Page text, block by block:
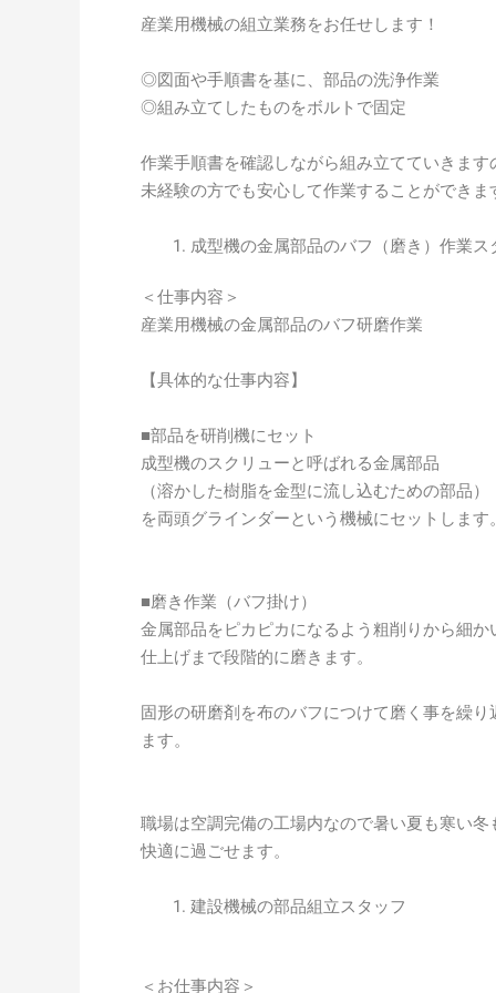
産業用機械の組立業務をお任せします！
◎図面や手順書を基に、部品の洗浄作業
◎組み立てしたものをボルトで固定
作業手順書を確認しながら組み立てていきます
未経験の方でも安心して作業することができ
成型機の金属部品のバフ（磨き）作業ス
＜仕事内容＞
産業用機械の金属部品のバフ研磨作業
【具体的な仕事内容】
■部品を研削機にセット
成型機のスクリューと呼ばれる金属部品
（溶かした樹脂を金型に流し込むための部品）
を両頭グラインダーという機械にセットします。
■磨き作業（バフ掛け）
金属部品をピカピカになるよう粗削りから細か
仕上げまで段階的に磨きます。
固形の研磨剤を布のバフにつけて磨く事を繰り
ます。
職場は空調完備の工場内なので暑い夏も寒い冬
快適に過ごせます。
建設機械の部品組立スタッフ
＜お仕事内容＞